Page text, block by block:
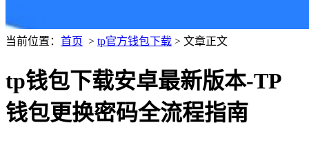
当前位置： 首页 > tp官方钱包下载 > 文章正文
tp钱包下载安卓最新版本-TP
钱包更换密码全流程指南